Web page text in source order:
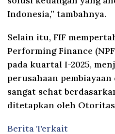
Indonesia,” tambahnya.
Selain itu, FIF
Performing Finance
pada kuartal I-2025,
perusahaan
sangat sehat
ditetapkan oleh Otoritas
Berita Terkait